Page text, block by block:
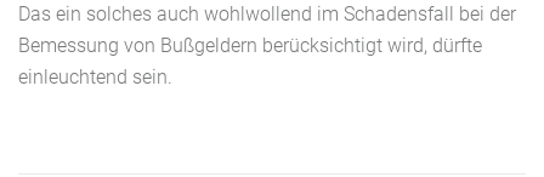
Das ein solches auch wohlwollend im Schadensfall bei der
Bemessung von Bußgeldern berücksichtigt wird, dürfte
einleuchtend sein.